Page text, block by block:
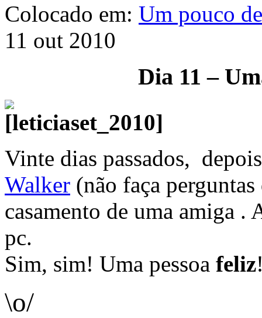
Colocado em: Um pouco
11 out 2010
Dia 11 –
Vinte dias passados,
Walker (não faça
casamento de uma amiga .
pc.
Sim, sim! Uma pessoa feliz
\o/